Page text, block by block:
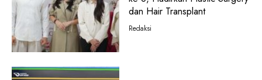
dan Hair Transplant
Redaksi